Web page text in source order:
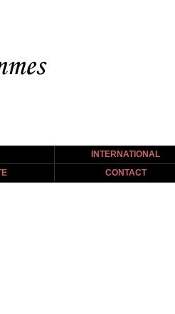
INTERNATIONAL
CONTACT